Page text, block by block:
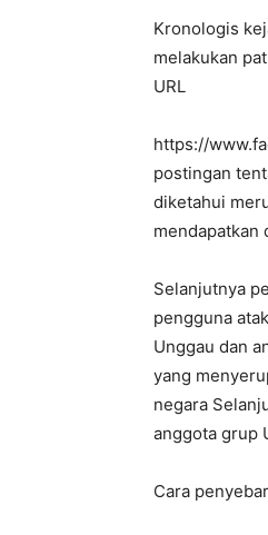
Kronologis
melakukan
URL
https://
postingan
diketahui
mendapatkan
Selanjutnya
pengguna
Unggau dan
yang
negara
anggota grup
Cara